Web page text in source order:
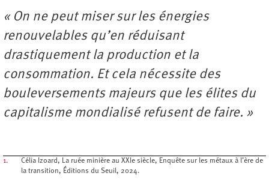
« On ne peut miser sur les énergies
renouvelables qu’en réduisant
drastiquement la production et la
consommation. Et cela nécessite des
bouleversements majeurs que les élites du
capitalisme mondialisé refusent de faire. »
1.
Célia Izoard, La ruée minière au XXIe siècle, Enquête sur les métaux à l’ère de
la transition, Éditions du Seuil, 2024.